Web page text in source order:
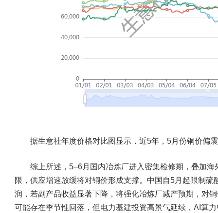
据生意社年度价格对比图显示，近5年，5月份铜价偏
综上所述，5–6月国内冶炼厂进入密集检修期，叠加
限，供应增速放缓将对铜价形成支撑。中国自5月起限制
润，若副产品收益显著下降，将强化冶炼厂减产预期，对
可能存在季节性回落，但电力基建投资高景气延续，AI算